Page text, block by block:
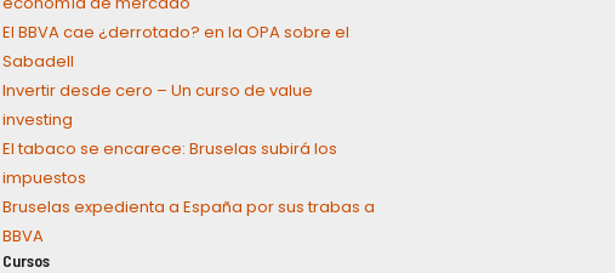
El BBVA cae ¿derrotado? en la OPA sobre el
Sabadell
Invertir desde cero – Un curso de value
investing
El tabaco se encarece: Bruselas subirá los
impuestos
Bruselas expedienta a España por sus trabas a
BBVA
Cursos